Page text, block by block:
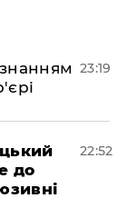
23:19
до
22:52